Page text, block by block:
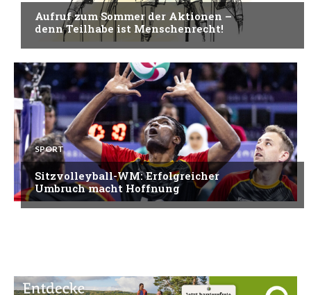
Aufruf zum Sommer der Aktionen –
denn Teilhabe ist Menschenrecht!
SPORT
Sitzvolleyball-WM: Erfolgreicher
Umbruch macht Hoffnung